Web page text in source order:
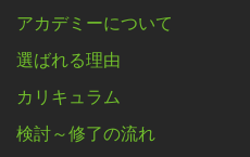
アカデミーについて
選ばれる理由
カリキュラム
検討～修了の流れ